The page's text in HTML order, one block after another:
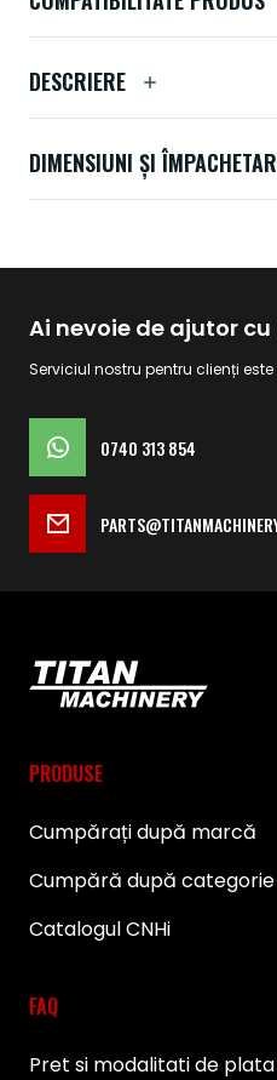
DESCRIERE
DIMENSIUNI ȘI
Ai nevoie de ajutor
Serviciul nostru pentru clienți
0740 313 854
PRODUSE
Cumpărați după marcă
Cumpără după categorie
Catalogul CNHi
FAQ
Pret si modalitati de plata